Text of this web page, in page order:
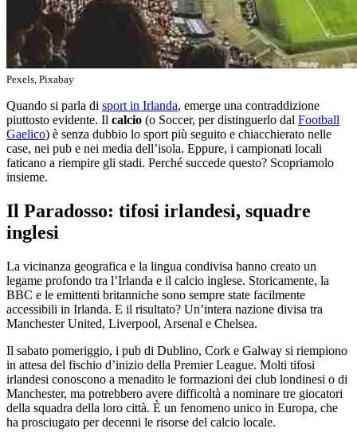
Pexels, Pixabay
Quando si parla di sport in Irlanda, emerge una contraddizione
piuttosto evidente. Il calcio (o Soccer, per distinguerlo dal Football
Gaelico) è senza dubbio lo sport più seguito e chiacchierato nelle
case, nei pub e nei media dell’isola. Eppure, i campionati locali
faticano a riempire gli stadi. Perché succede questo? Scopriamolo
insieme.
Il Paradosso: tifosi irlandesi, squadre
inglesi
La vicinanza geografica e la lingua condivisa hanno creato un
legame profondo tra l’Irlanda e il calcio inglese. Storicamente, la
BBC e le emittenti britanniche sono sempre state facilmente
accessibili in Irlanda. E il risultato? Un’intera nazione divisa tra
Manchester United, Liverpool, Arsenal e Chelsea.
Il sabato pomeriggio, i pub di Dublino, Cork e Galway si riempiono
in attesa del fischio d’inizio della Premier League. Molti tifosi
irlandesi conoscono a menadito le formazioni dei club londinesi o di
Manchester, ma potrebbero avere difficoltà a nominare tre giocatori
della squadra della loro città. È un fenomeno unico in Europa, che
ha prosciugato per decenni le risorse del calcio locale.